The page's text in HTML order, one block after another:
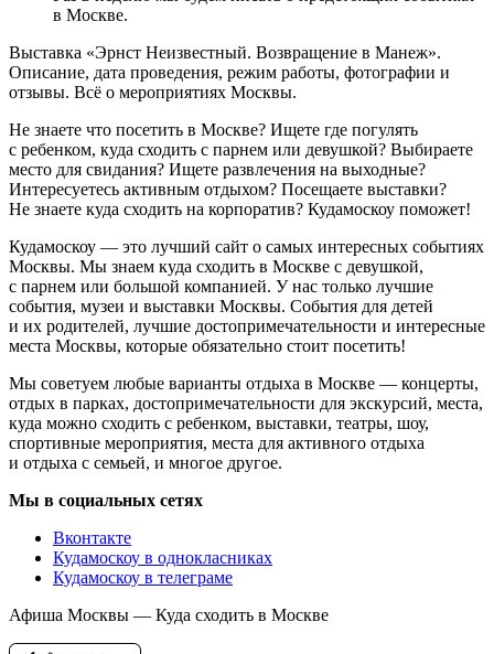
в Москве.
Выставка «Эрнст Неизвестный. Возвращение в Манеж».
Описание, дата проведения, режим работы, фотографии и
отзывы. Всё о мероприятиях Москвы.
Не знаете что посетить в Москве? Ищете где погулять
с ребенком, куда сходить с парнем или девушкой? Выбираете
место для свидания? Ищете развлечения на выходные?
Интересуетесь активным отдыхом? Посещаете выставки?
Не знаете куда сходить на корпоратив? Кудамоскоу поможет!
Кудамоскоу — это лучший сайт о самых интересных событиях
Москвы. Мы знаем куда сходить в Москве с девушкой,
с парнем или большой компанией. У нас только лучшие
события, музеи и выставки Москвы. События для детей
и их родителей, лучшие достопримечательности и интересные
места Москвы, которые обязательно стоит посетить!
Мы советуем любые варианты отдыха в Москве — концерты,
отдых в парках, достопримечательности для экскурсий, места,
куда можно сходить с ребенком, выставки, театры, шоу,
спортивные мероприятия, места для активного отдыха
и отдыха с семьей, и многое другое.
Мы в социальных сетях
Вконтакте
Кудамоскоу в однокласниках
Кудамоскоу в телеграме
Афиша Москвы — Куда сходить в Москве